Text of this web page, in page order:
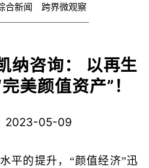
合新闻 跨界微观察
纳咨询： 以再生
美颜值资产”！
2023-05-09
平的提升， “颜值经济”迅